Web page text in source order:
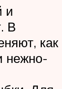
и
В
как
нежно-